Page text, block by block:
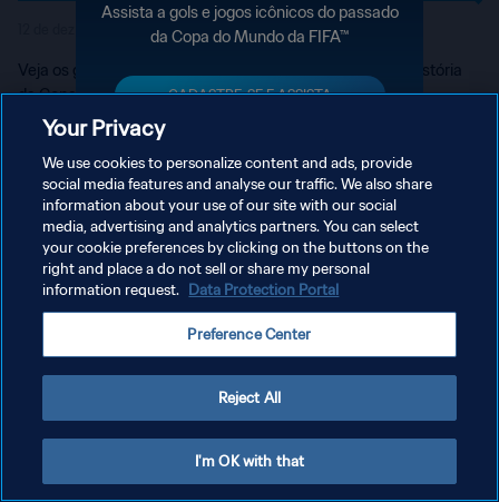
Assista a gols e jogos icônicos do passado
da Copa do Mundo da FIFA™
CADASTRE-SE E ASSISTA
3minuto 31segundo
Veja os gols mais marcantes marcados pela Croácia na história
da Copa do Mundo FIFA.
POLÍTICA DE PRIVACIDADE
TERMOS DE SERVIÇO
ADMINISTRAR AS PREFERÊNCIAS DE COOKIES
Your Privacy
We use cookies to personalize content and ads, provide
social media features and analyse our traffic. We also share
information about your use of our site with our social
media, advertising and analytics partners. You can select
your cookie preferences by clicking on the buttons on the
right and place a do not sell or share my personal
information request. Data Protection Portal
Preference Center
Reject All
I'm OK with that